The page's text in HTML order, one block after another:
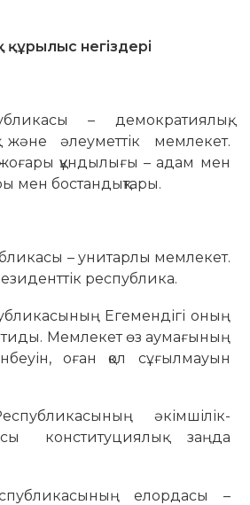
негіздері
– демократиялық,
және әлеуметтік мемлекет.
құндылығы – адам мен
мен бостандықтары.
– унитарлы мемлекет.
республика.
Егемендігі оның
Мемлекет өз аумағының
оған қол сұғылмауын
әкімшілік-
конституциялық заңда
елордасы –